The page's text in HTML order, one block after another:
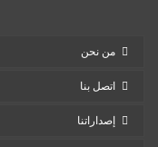
من نحن
اتصل بنا
إصداراتنا